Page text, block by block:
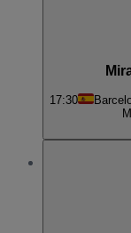
17:30